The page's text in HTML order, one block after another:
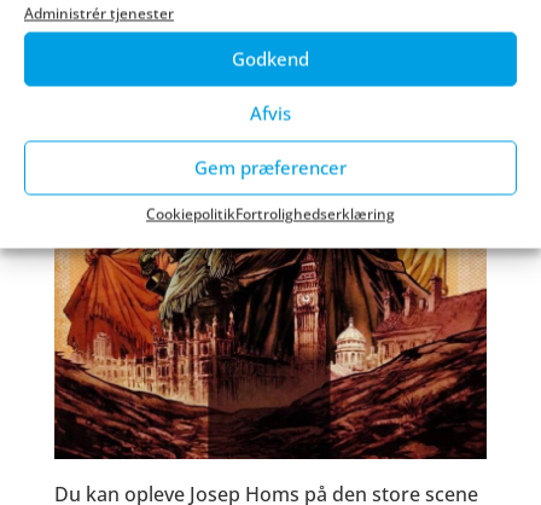
Administrér tjenester
Godkend
Afvis
Gem præferencer
CookiepolitikFortrolighedserklæring
Du kan opleve Josep Homs på den store scene